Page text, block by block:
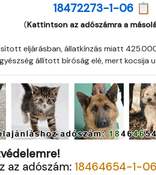
18472273-1-06 📋
(Kattintson az adószámra a
eljárásban, állatkínzás miatt
állított bíróság elé, mert kocsija
az adószám: 18464654-1-06